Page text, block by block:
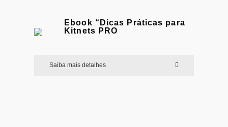
Ebook “Dicas Práticas para
Kitnets PRO
Saiba mais detalhes